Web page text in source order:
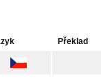
Překlad